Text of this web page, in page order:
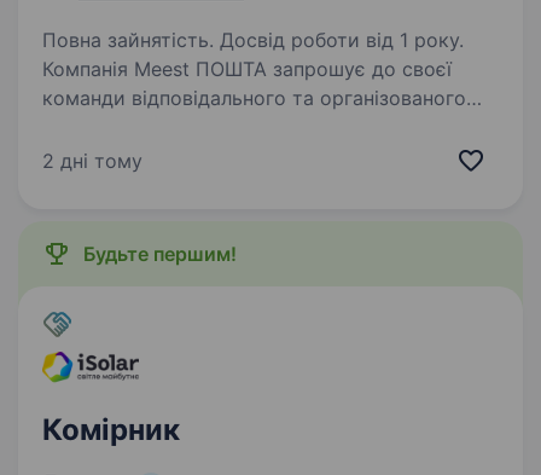
Повна зайнятість. Досвід роботи від 1 року.
Компанія Meest ПОШТА запрошує до своєї
команди відповідального та організованого
організовувати роботу, цінуєте порядок і
2 дні тому
Будьте першим!
Комірник